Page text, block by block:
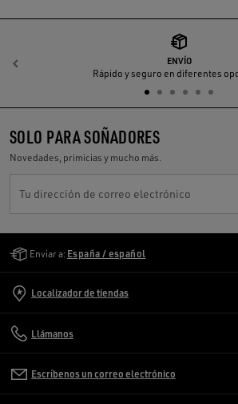
ENVÍO
Rápido y seguro en diferentes
Anterior
SOLO PARA SOÑADORES
Novedades, primicias y mucho más.
Tu dirección de correo electrónico
Enviar a: España / español
Localizador de tiendas
Llámanos
Escríbenos un correo electrónico